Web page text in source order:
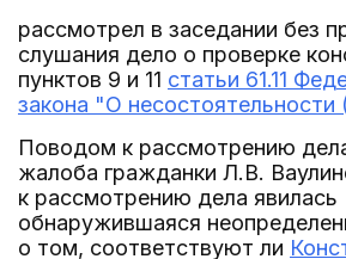
рассмотрел в заседании без
слушания дело о проверке
пунктов 9 и 11 статьи 61.11
закона "О несостоятельности
Поводом к рассмотрению
жалоба гражданки Л.В.
к рассмотрению дела явилась
обнаружившаяся
о том, соответствуют ли